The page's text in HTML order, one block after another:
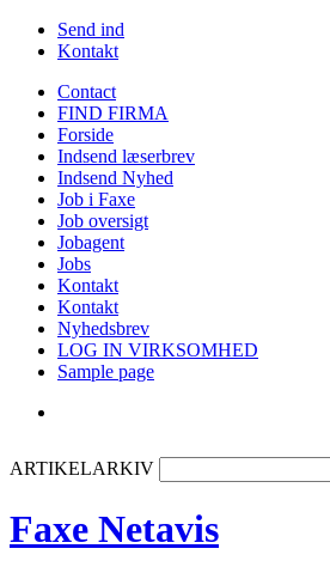
Send ind
Kontakt
Contact
FIND FIRMA
Forside
Indsend læserbrev
Indsend Nyhed
Job i Faxe
Job oversigt
Jobagent
Jobs
Kontakt
Kontakt
Nyhedsbrev
LOG IN VIRKSOMHED
Sample page
ARTIKELARKIV
Faxe Netavis